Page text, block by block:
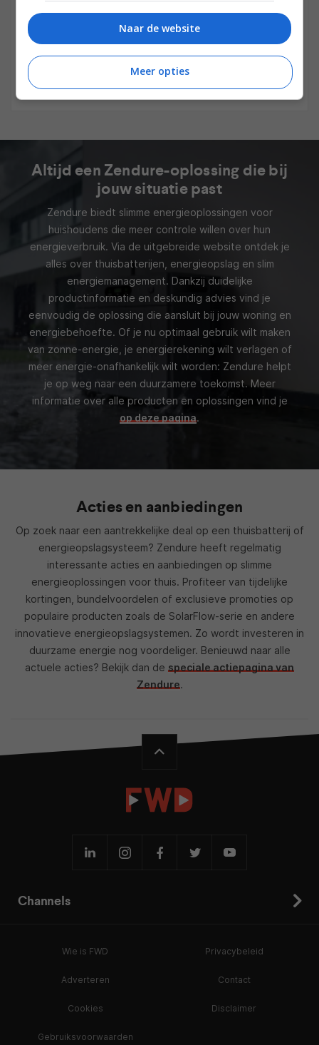
GESPONSORD SMARTHOME
16 MAART 2026
In The Picture: Zendure transformeert de
Nederlandse energiemarkt met AI-
gedreven thuisaccu’s (ADV)
Altijd een Zendure-oplossing die bij
jouw situatie past
Zendure biedt slimme energieoplossingen voor
huishoudens die meer controle willen over hun
energieverbruik. Via de uitgebreide website ontdek je
alles over thuisbatterijen, energieopslag en slim
energiemanagement. Dankzij duidelijke
productinformatie en deskundig advies vind je
eenvoudig de oplossing die aansluit bij jouw woning en
energiebehoefte. Of je nu optimaal gebruik wilt maken
van zonne-energie, je energierekening wilt verlagen of
meer energie-onafhankelijk wilt worden: Zendure helpt
je op weg naar een duurzamere toekomst. Meer
informatie over alle producten en oplossingen vind je
op deze pagina.
Acties en aanbiedingen
Op zoek naar een aantrekkelijke deal op een thuisbatterij of
energieopslagsysteem? Zendure heeft regelmatig
interessante acties en aanbiedingen op slimme
energieoplossingen voor thuis. Profiteer van tijdelijke
kortingen, bundelvoordelen of exclusieve promoties op
populaire producten zoals de SolarFlow-serie en andere
innovatieve energieopslagsystemen. Zo wordt investeren in
duurzame energie nog voordeliger. Benieuwd naar alle
actuele acties? Bekijk dan de speciale actiepagina van
Zendure.
Channels
Wie is FWD Privacybeleid
Adverteren Contact
Cookies Disclaimer
Gebruiksvoorwaarden
Naar de website
Meer opties